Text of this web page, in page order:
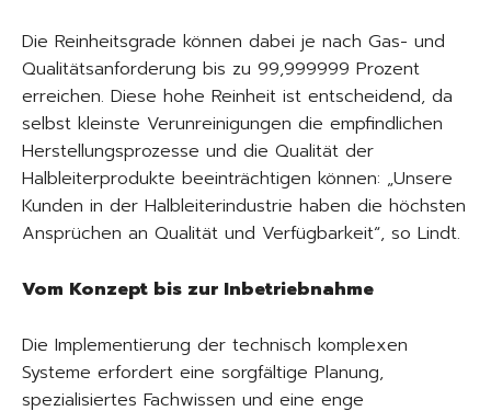
Die Reinheitsgrade können dabei je nach Gas- und
Qualitätsanforderung bis zu 99,999999 Prozent
erreichen. Diese hohe Reinheit ist entscheidend, da
selbst kleinste Verunreinigungen die empfindlichen
Herstellungsprozesse und die Qualität der
Halbleiterprodukte beeinträchtigen können: „Unsere
Kunden in der Halbleiterindustrie haben die höchsten
Ansprüchen an Qualität und Verfügbarkeit“, so Lindt.
Vom Konzept bis zur Inbetriebnahme
Die Implementierung der technisch komplexen
Systeme erfordert eine sorgfältige Planung,
spezialisiertes Fachwissen und eine enge